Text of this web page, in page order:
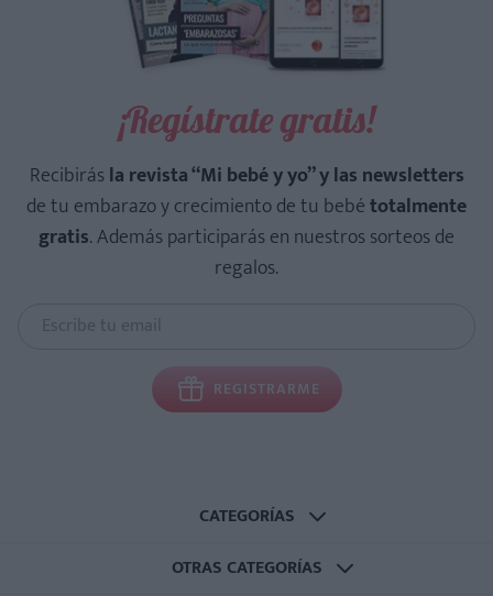
¡Regístrate gratis!
Recibirásla revista “Mi bebé y yo” y las newsletters
de tu embarazo y crecimiento de tu bebétotalmente
gratis. Además participarás en nuestros sorteos de
regalos.
REGISTRARME
CATEGORÍAS
OTRAS CATEGORÍAS